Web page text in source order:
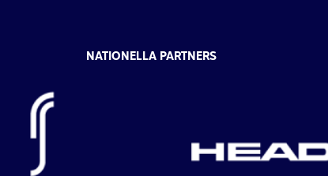
NATIONELLA PARTNERS